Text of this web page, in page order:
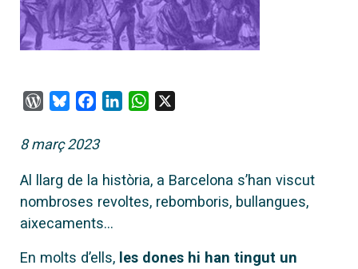
WordPress
BlueskyFacebook
LinkedInWhatsApp
8 març 2023
Al llarg de la història, a Barcelona s’han viscut
nombroses revoltes, rebomboris, bullangues,
aixecaments...
En molts d’ells, les dones hi han tingut un